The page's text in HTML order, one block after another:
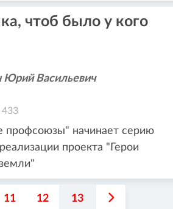
чтоб было у кого
Юрий Васильевич
433
профсоюзы" начинает серию
проекта "Герои
11 12 13